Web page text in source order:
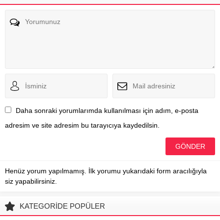
Daha sonraki yorumlarımda kullanılması için adım, e-posta
adresim ve site adresim bu tarayıcıya kaydedilsin.
Henüz yorum yapılmamış. İlk yorumu yukarıdaki form aracılığıyla
siz yapabilirsiniz.
KATEGORİDE POPÜLER